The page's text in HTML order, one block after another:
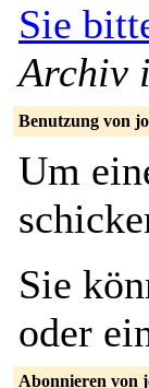
Sie
Archiv
Benutzung von
Um
Sie
oder
Abonnieren von